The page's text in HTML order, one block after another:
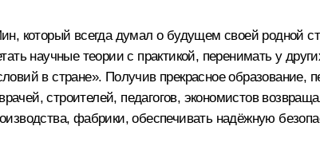
который всегда думал о будущем своей родной
научные теории с практикой, перенимать у
в стране». Получив прекрасное образование,
строителей, педагогов, экономистов
фабрики, обеспечивать надёжную